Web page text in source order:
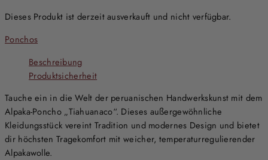
Dieses Produkt ist derzeit ausverkauft und nicht verfügbar.
Ponchos
Beschreibung
Produktsicherheit
Tauche ein in die Welt der peruanischen Handwerkskunst mit dem
Alpaka-Poncho „Tiahuanaco“. Dieses außergewöhnliche
Kleidungsstück vereint Tradition und modernes Design und bietet
dir höchsten Tragekomfort mit weicher, temperaturregulierender
Alpakawolle.